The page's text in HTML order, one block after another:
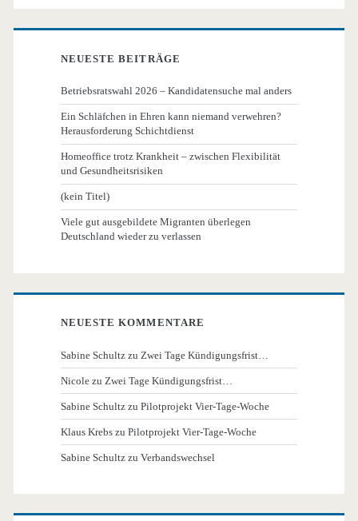
NEUESTE BEITRÄGE
Betriebsratswahl 2026 – Kandidatensuche mal anders
Ein Schläfchen in Ehren kann niemand verwehren?
Herausforderung Schichtdienst
Homeoffice trotz Krankheit – zwischen Flexibilität
und Gesundheitsrisiken
(kein Titel)
Viele gut ausgebildete Migranten überlegen
Deutschland wieder zu verlassen
NEUESTE KOMMENTARE
Sabine Schultz zu Zwei Tage Kündigungsfrist…
Nicole zu Zwei Tage Kündigungsfrist…
Sabine Schultz zuPilotprojekt Vier-Tage-Woche
Klaus Krebs zuPilotprojekt Vier-Tage-Woche
Sabine Schultz zuVerbandswechsel